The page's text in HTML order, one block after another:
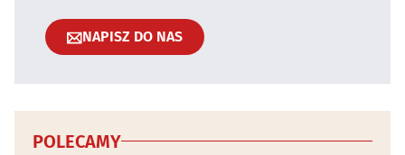
NAPISZ DO NAS
POLECAMY